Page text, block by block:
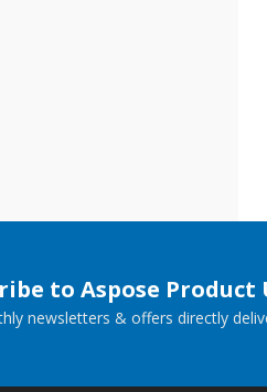
to Aspose Product
newsletters & offers directly